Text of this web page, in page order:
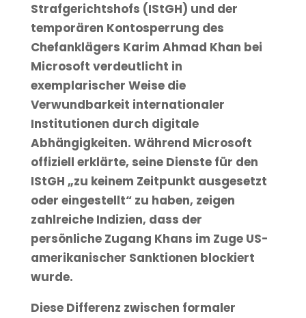
Strafgerichtshofs (IStGH) und der
temporären Kontosperrung des
Chefanklägers Karim Ahmad Khan bei
Microsoft verdeutlicht in
exemplarischer Weise die
Verwundbarkeit internationaler
Institutionen durch digitale
Abhängigkeiten. Während Microsoft
offiziell erklärte, seine Dienste für den
IStGH „zu keinem Zeitpunkt ausgesetzt
oder eingestellt“ zu haben, zeigen
zahlreiche Indizien, dass der
persönliche Zugang Khans im Zuge US-
amerikanischer Sanktionen blockiert
wurde.
Diese Differenz zwischen formaler